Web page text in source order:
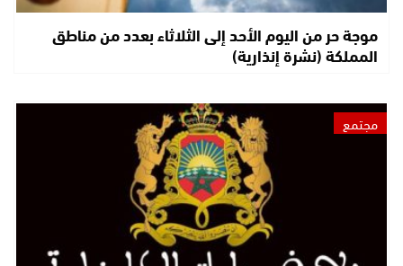
موجة حر من اليوم الأحد إلى الثلاثاء بعدد من مناطق
المملكة (نشرة إنذارية)
مجتمع